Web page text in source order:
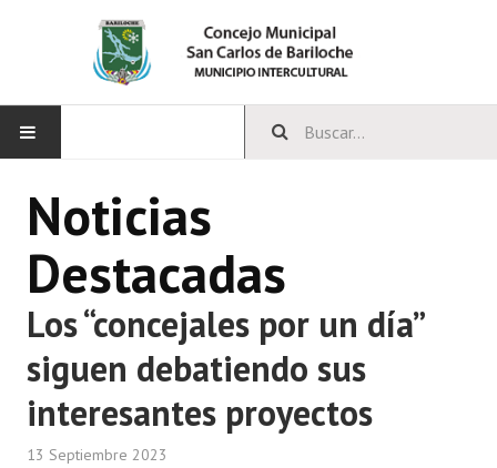
CONCEJO
Bloques Políticos
Integrantes del Concejo
Comisiones Permanentes
Comisiones Especiales
Noticias
Destacadas
Los “concejales por un día”
siguen debatiendo sus
interesantes proyectos
13 Septiembre 2023